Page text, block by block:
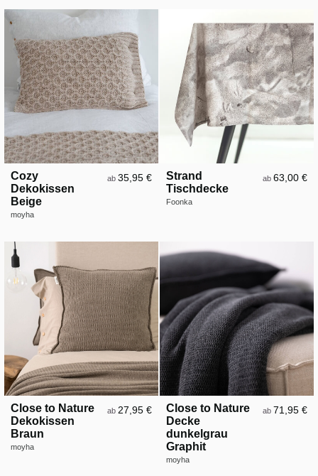
Cozy
Dekokissen
Beige
moyha
ab35,95 €
Strand
Tischdecke
Foonka
ab 63,00 €
Close to Nature
Dekokissen
Braun
moyha
ab 27,95 €
Close to Nature
Decke
dunkelgrau
Graphit
moyha
ab 71,95 €